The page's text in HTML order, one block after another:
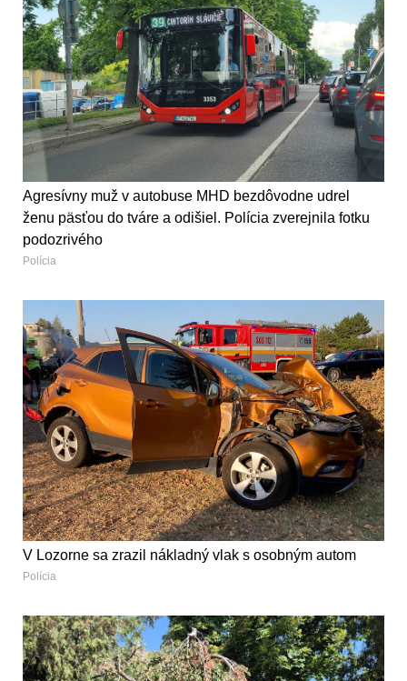
Agresívny muž v autobuse MHD bezdôvodne udrel
ženu päsťou do tváre a odišiel. Polícia zverejnila fotku
podozrivého
Polícia
V Lozorne sa zrazil nákladný vlak s osobným autom
Polícia